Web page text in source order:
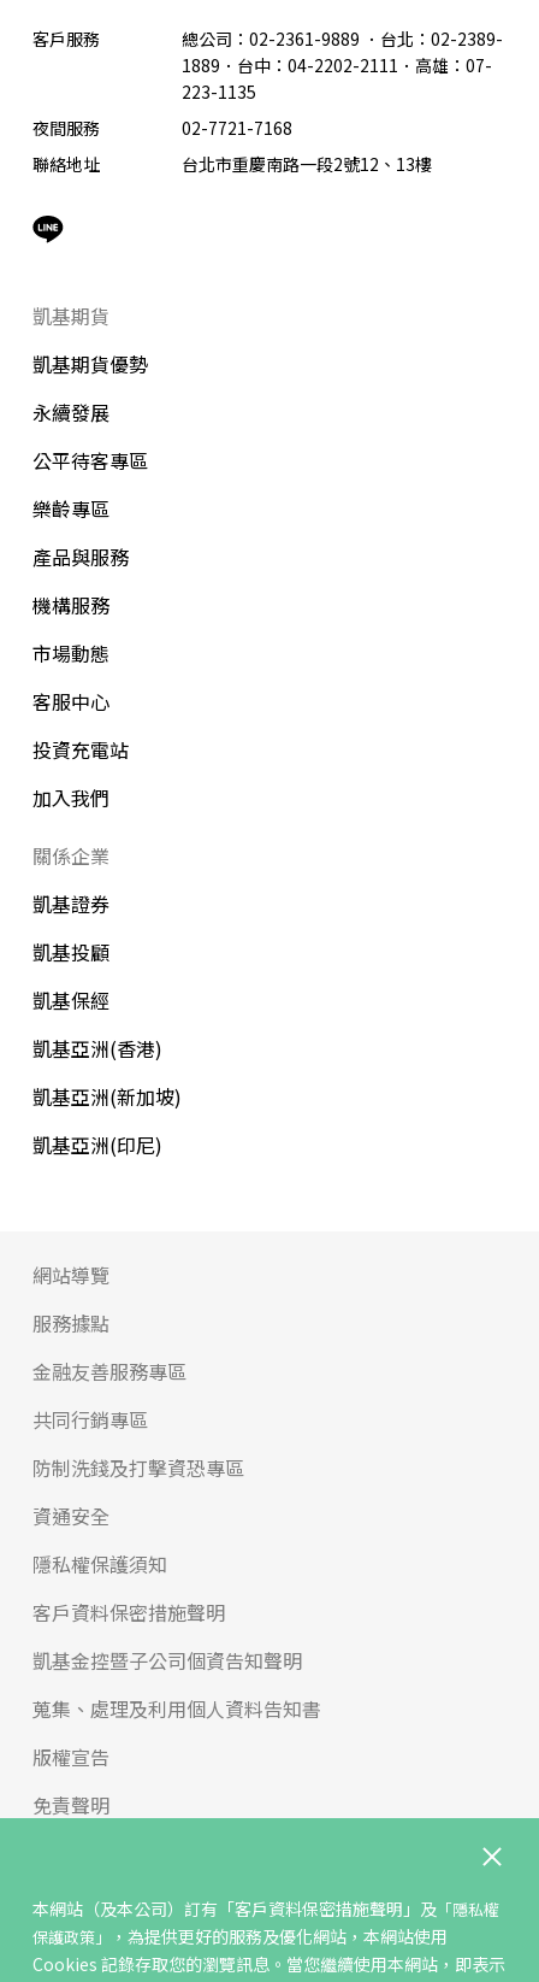
本網站（及本公司）訂有 「客戶資料保密措施聲明」 及「隱私權
保護政策」
，為提供更好的服務及優化網站，本網站使用
Cookies 記錄存取您的瀏覽訊息。當您繼續使用本網站，即表示
客戶服務 總公司：02-2361-9889 ． 台北：02-2389-
1889．台中：04-2202-2111．高雄：07-
223-1135
夜間服務
02-7721-7168
聯絡地址
台北市重慶南路一段2號12、13樓
凱基期貨
凱基期貨優勢
永續發展
公平待客專區
樂齡專區
產品與服務
機構服務
市場動態
客服中心
投資充電站
加入我們
關係企業
凱基證券
凱基投顧
凱基保經
凱基亞洲(香港)
凱基亞洲(新加坡)
凱基亞洲(印尼)
網站導覽
服務據點
金融友善服務專區
共同行銷專區
防制洗錢及打擊資恐專區
資通安全
隱私權保護須知
客戶資料保密措施聲明
凱基金控暨子公司個資告知聲明
蒐集、處理及利用個人資料告知書
版權宣告
免責聲明
申訴與檢舉
反詐騙專區